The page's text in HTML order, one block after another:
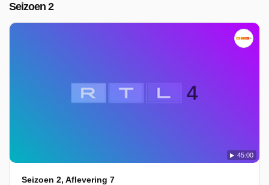
Seizoen 2
45:00
Seizoen 2, Aflevering 7